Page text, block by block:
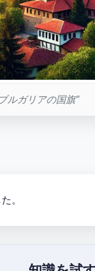
ルガリアの国旗"
。